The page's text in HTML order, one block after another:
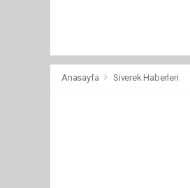
Anasayfa Siverek Haberleri